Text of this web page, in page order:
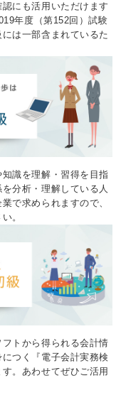
にも活用いただけます
年度（第152回）試験
は一部含まれているた
識を理解・習得を目指
分析・理解している人
で求められますので、
。
トから得られる会計情
つく『電子会計実務検
。あわせてぜひご活用